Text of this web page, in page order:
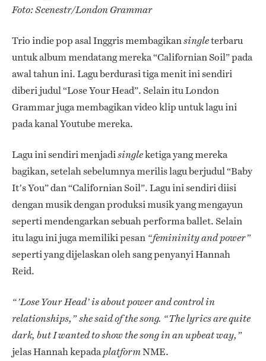
Foto: Scenestr/London Grammar
Trio indie pop asal Inggris membagikansingleterbaru
untuk album mendatang mereka “Californian Soil” pada
awal tahun ini. Lagu berdurasi tiga menit ini sendiri
diberi judul “Lose Your Head”. Selain itu London
Grammar juga membagikan video klip untuk lagu ini
pada kanal Youtube mereka.
Lagu ini sendiri menjadisingleketiga yang mereka
bagikan, setelah sebelumnya merilis lagu berjudul “Baby
It’s You” dan “Californian Soil”. Lagu ini sendiri diisi
dengan musik dengan produksi musik yang mengayun
seperti mendengarkan sebuah performa ballet. Selain
itu lagu ini juga memiliki pesan “femininity and power”
seperti yang dijelaskan oleh sang penyanyi Hannah
Reid.
“’Lose Your Head’ is about power and control in
relationships,” she said of the song. “The lyrics are quite
dark, but I wanted to show the song in an upbeat way,”
jelas Hannah kepadaplatformNME.